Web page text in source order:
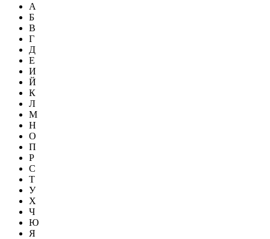
А
Б
В
Г
Д
Е
И
Й
К
Л
М
Н
О
П
Р
С
Т
У
Х
Ч
Ю
Я